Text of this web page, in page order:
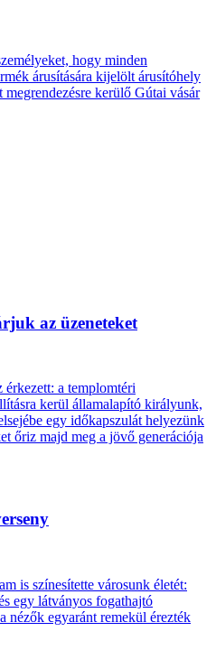
hogy minden
árusítására kijelölt árusítóhely
kerülő Gútai vásár
az üzeneteket
a templomtéri
kerül államalapító királyunk,
egy időkapszulát helyezünk
őriz majd meg a jövő generációja
is színesítette városunk életét:
egy látványos fogathajtó
nézők egyaránt remekül érezték